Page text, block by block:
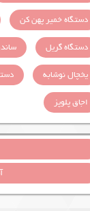
دستگاه خمیر پهن کن
دستگاه گریل
یخچال نوشابه
اجاق پلوپز